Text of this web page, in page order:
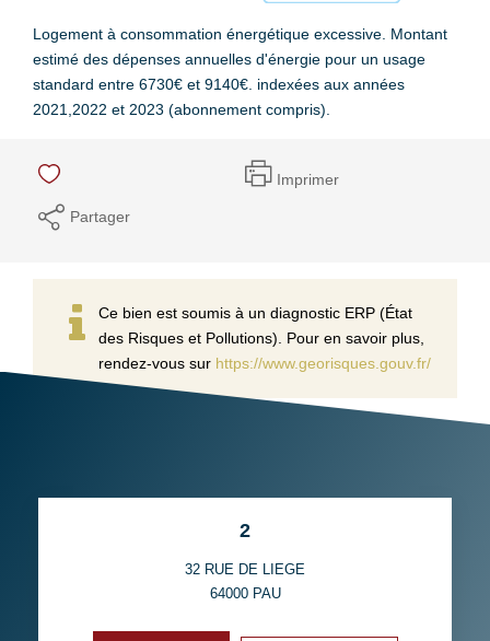
Logement à consommation énergétique excessive. Montant
estimé des dépenses annuelles d'énergie pour un usage
standard entre 6730€ et 9140€. indexées aux années
2021,2022 et 2023 (abonnement compris).
Imprimer
Partager
Ce bien est soumis à un diagnostic ERP (État
des Risques et Pollutions). Pour en savoir plus,
rendez-vous sur https://www.georisques.gouv.fr/
2
32 RUE DE LIEGE
64000 PAU